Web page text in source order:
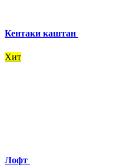
Кентаки каштан
Хит
Лофт